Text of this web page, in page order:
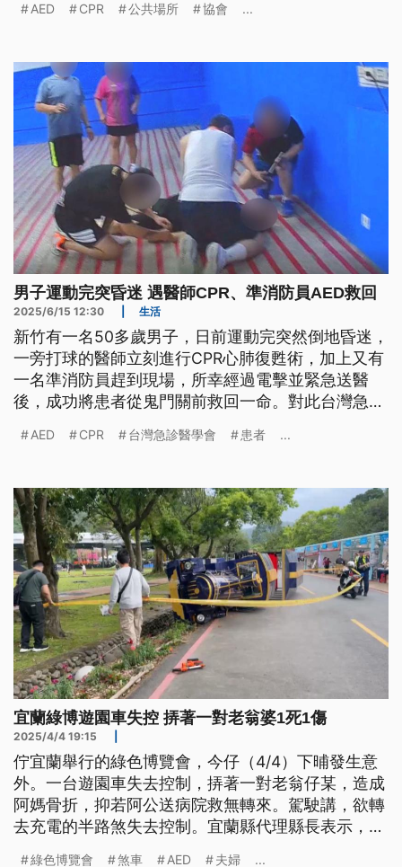
治圩，帶領團隊正積極推廣，結合平台技術與民間倡
發揮「心臟重開機」作用的救命工具。
AED CPR 公共場所 協會 ...
男子運動完突昏迷 遇醫師CPR、準消防員AED救回
2025/6/15 12:30 生活
新竹有一名50多歲男子，日前運動完突然倒地昏迷，
一旁打球的醫師立刻進行CPR心肺復甦術，加上又有
一名準消防員趕到現場，所幸經過電擊並緊急送醫
後，成功將患者從鬼門關前救回一命。對此台灣急診
提升心跳停止患者的存活率。
AED CPR 台灣急診醫學會 患者 ...
宜蘭綠博遊園車失控 挵著一對老翁婆1死1傷
2025/4/4 19:15
佇宜蘭舉行的綠色博覽會，今仔（4/4）下晡發生意
外。一台遊園車失去控制，挵著一對老翁仔某，造成
阿媽骨折，抑若阿公送病院救無轉來。駕駛講，欲轉
去充電的半路煞失去控制。宜蘭縣代理縣長表示，明
綠色博覽會 煞車 AED 夫婦 ...